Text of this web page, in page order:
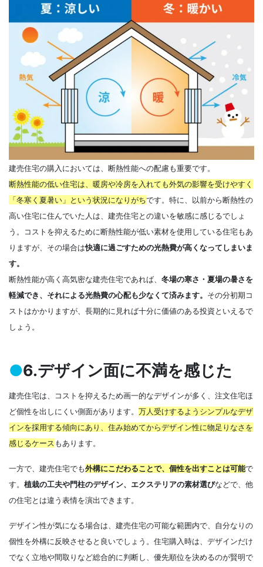
建売住宅の購入においては、断熱性能への配慮も重要です。
断熱性能の低い住宅は、暖房や冷房を入れても外気の影響を受けやすく
「冬寒く夏暑い」という状況になりがちです。特に、以前から断熱性の
高い住宅に住んでいた人は、建売住宅との違いを敏感に感じるでしょ
う。コストを抑えるために断熱性能が低い素材を使用している住宅もあ
りますが、その場合は快適に過ごすための光熱費が高くなってしまいま
す。
断熱性能が高く高気密な建売住宅であれば、 冬場の寒さ・夏場の暑さを
軽減でき、それによる光熱費の心配も少なくて済みます。 その分初期コ
ストはかかりますが、長期的に見れば十分に価値のある投資といえるで
しょう。
●6.デザイン面に不満を感じた
建売住宅は、コストを抑えるため画一的なデザインが多く、注文住宅ほ
ど個性を出しにくい側面があります。 万人受けするようシンプルなデザ
インを採用する傾向にあり、住み始めてからデザイン性に物足りなさを
感じるケース もあります。
一方で、建売住宅でも外構にこだわることで、個性を出すことは可能で
す。 植栽の工夫や門柱のデザイン、エクステリアの素材選びなどで、他
の住宅とは違う表情を演出できます。
デザイン性が気になる場合は、建売住宅の可能な範囲内で、自分なりの
個性を外構に反映させると良いでしょう。住宅購入時は、デザインだけ
でなく立地や間取りなど総合的に判断し、優先順位を決めるのが賢明で